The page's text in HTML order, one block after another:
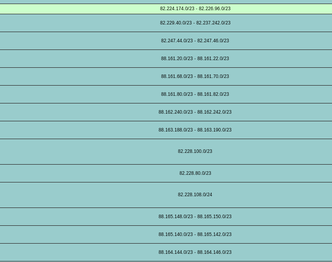
82.224.174.0/23 - 82.226.96.0/23
82.229.40.0/23 - 82.237.242.0/23
82.247.44.0/23 - 82.247.46.0/23
88.161.20.0/23 - 88.161.22.0/23
88.161.68.0/23 - 88.161.70.0/23
88.161.80.0/23 - 88.161.82.0/23
88.162.240.0/23 - 88.162.242.0/23
88.163.188.0/23 - 88.163.190.0/23
82.228.100.0/23
82.228.80.0/23
82.228.108.0/24
88.165.148.0/23 - 88.165.150.0/23
88.165.140.0/23 - 88.165.142.0/23
88.164.144.0/23 - 88.164.146.0/23